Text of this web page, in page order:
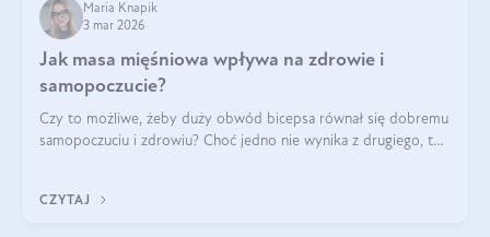
Maria Knapik
3 mar 2026
Jak masa mięśniowa wpływa na zdrowie i
samopoczucie?
Czy to możliwe, żeby duży obwód bicepsa równał się dobremu
samopoczuciu i zdrowiu? Choć jedno nie wynika z drugiego, to
wyjaśnimy.
CZYTAJ